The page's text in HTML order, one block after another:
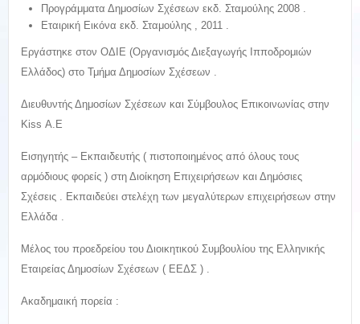
Προγράμματα Δημοσίων Σχέσεων εκδ. Σταμούλης 2008 .
Εταιρική Εικόνα εκδ. Σταμούλης , 2011 .
Εργάστηκε στον ΟΔΙΕ (Οργανισμός Διεξαγωγής Ιπποδρομιών
Ελλάδος) στο Τμήμα Δημοσίων Σχέσεων .
Διευθυντής Δημοσίων Σχέσεων και Σύμβουλος Επικοινωνίας στην
Kiss Α.Ε
Εισηγητής – Εκπαιδευτής ( πιστοποιημένος από όλους τους
αρμόδιους φορείς ) στη Διοίκηση Επιχειρήσεων και Δημόσιες
Σχέσεις . Εκπαιδεύει στελέχη των μεγαλύτερων επιχειρήσεων στην
Ελλάδα .
Mέλος του προεδρείου του Διοικητικού Συμβουλίου της Ελληνικής
Εταιρείας Δημοσίων Σχέσεων ( ΕΕΔΣ ) .
Ακαδημαική πορεία :